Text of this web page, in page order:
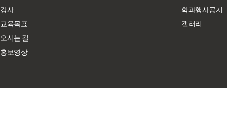
강사
교육목표
오시는 길
홍보영상
학과행사공지
갤러리